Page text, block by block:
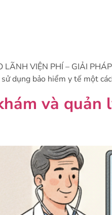
VIỆN PHÍ – GIẢI
dụng bảo hiểm y tế một
và